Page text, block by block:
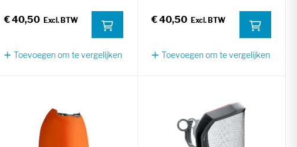
€ 40,50
Toevoegen om te vergelijken
€ 40,50
Toevoegen om te vergelijken